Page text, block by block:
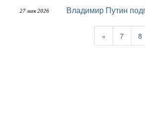
27 мая 2026 Владимир Путин
« 7 8